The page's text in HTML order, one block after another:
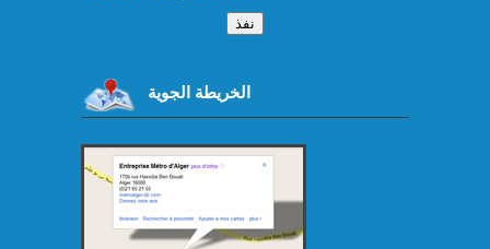
الخريطة الجوية